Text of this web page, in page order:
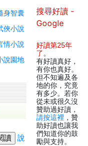
身智囊
俠小說
情小說
說園地
說
搜尋好讀 -
Google
好讀第25年
了 。
有好讀真好，
有你也真好。
但不知遍及各
地的你，究竟
有多少。若你
從未或很久沒
贊助過好讀，
請按這裡 ，贊
助好讀也讓我
們知道你的鼓
勵與支持。